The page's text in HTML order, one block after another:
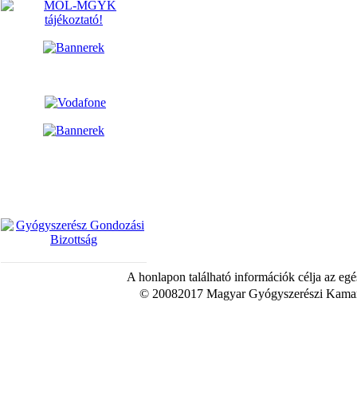
A honlapon található információk célja az
© 20082017 Magyar Gyógyszerészi